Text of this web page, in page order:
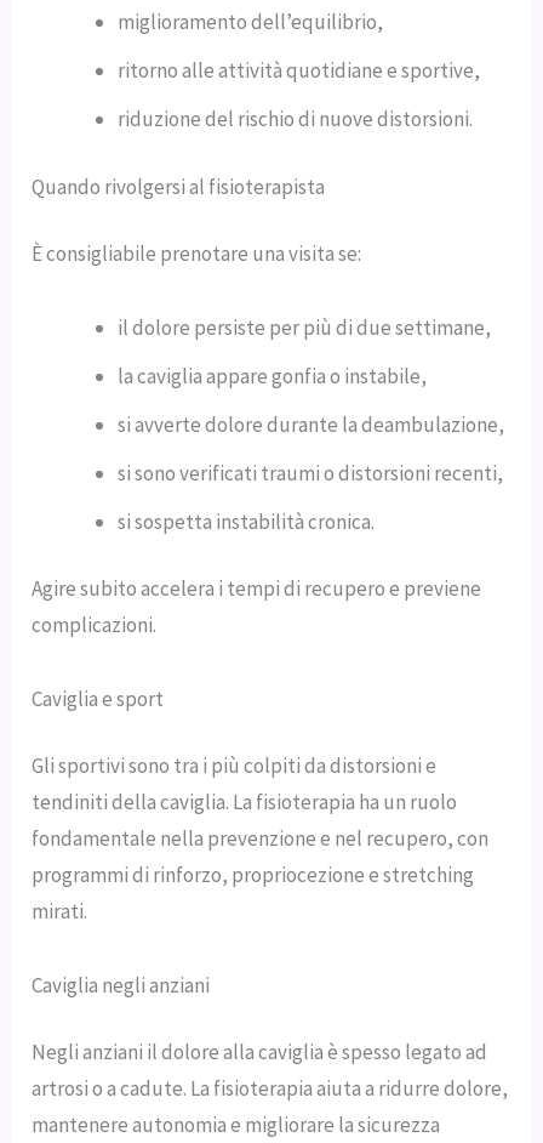
miglioramento dell’equilibrio,
ritorno alle attività quotidiane e sportive,
riduzione del rischio di nuove distorsioni.
Quando rivolgersi al fisioterapista
È consigliabile prenotare una visita se:
il dolore persiste per più di due settimane,
la caviglia appare gonfia o instabile,
si avverte dolore durante la deambulazione,
si sono verificati traumi o distorsioni recenti,
si sospetta instabilità cronica.
Agire subito accelera i tempi di recupero e previene
complicazioni.
Caviglia e sport
Gli sportivi sono tra i più colpiti da distorsioni e
tendiniti della caviglia. La fisioterapia ha un ruolo
fondamentale nella prevenzione e nel recupero, con
programmi di rinforzo, propriocezione e stretching
mirati.
Caviglia negli anziani
Negli anziani il dolore alla caviglia è spesso legato ad
artrosi o a cadute. La fisioterapia aiuta a ridurre dolore,
mantenere autonomia e migliorare la sicurezza